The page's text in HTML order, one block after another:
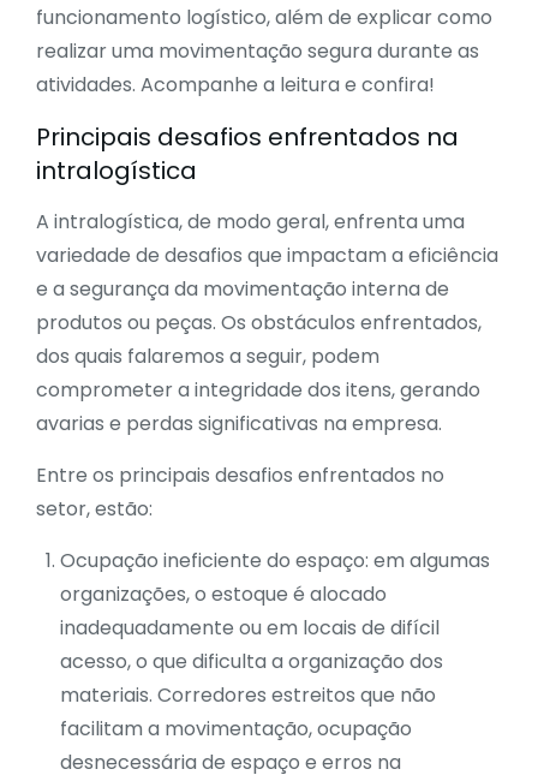
funcionamento logístico, além de explicar como
realizar uma movimentação segura durante as
atividades. Acompanhe a leitura e confira!
Principais desafios enfrentados na
intralogística
A intralogística, de modo geral, enfrenta uma
variedade de desafios que impactam a eficiência
e a segurança da movimentação interna de
produtos ou peças. Os obstáculos enfrentados,
dos quais falaremos a seguir, podem
comprometer a integridade dos itens, gerando
avarias e perdas significativas na empresa.
Entre os principais desafios enfrentados no
setor, estão:
Ocupação ineficiente do espaço: em algumas
organizações, o estoque é alocado
inadequadamente ou em locais de difícil
acesso, o que dificulta a organização dos
materiais. Corredores estreitos que não
facilitam a movimentação, ocupação
desnecessária de espaço e erros na